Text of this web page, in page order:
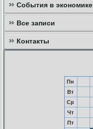
События в экономике
Все записи
Контакты
Пн
Вт
Ср
Чт
Пт